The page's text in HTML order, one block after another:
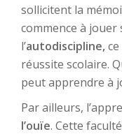
sollicitent la
commence à jouer
l’autodiscipline,
réussite scolaire.
peut apprendre à
Par ailleurs,
l’ouïe. Cette